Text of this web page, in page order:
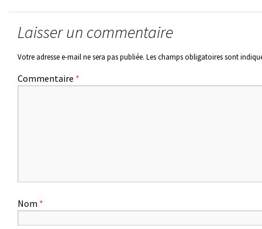
Laisser un commentaire
Votre adresse e-mail ne sera pas publiée. Les champs obligatoires sont
Commentaire *
Nom *